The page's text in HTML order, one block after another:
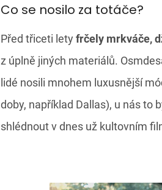
Co se nosilo za totáče?
Před třiceti lety frčely mrkváče,
z úplně jiných materiálů.
lidé nosili mnohem luxusnější
doby, například Dallas), u nás to
shlédnout v dnes už kultovním